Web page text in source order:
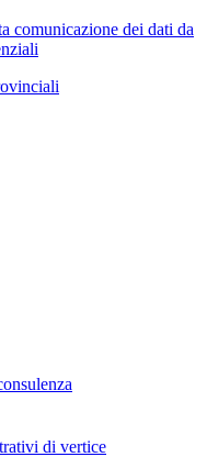
comunicazione dei dati da
di vertice